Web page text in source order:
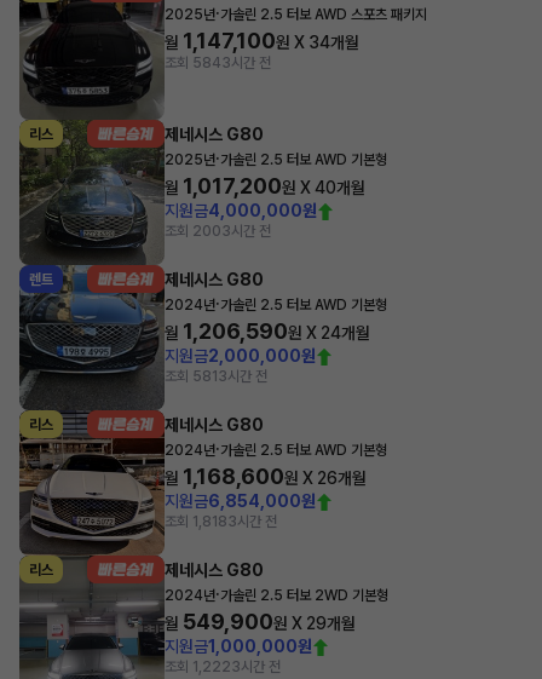
2025년·가솔린 2.5 터보 AWD 스포츠 패키지
월 1,147,100원 X 34개월
조회 5843시간 전
리스 제네시스 G80
2025년·가솔린 2.5 터보 AWD 기본형
월 1,017,200원 X40개월
지원금4,000,000원
조회 2003시간 전
렌트 제네시스 G80
2024년·가솔린 2.5 터보 AWD 기본형
월 1,206,590원 X 24개월
지원금2,000,000원
조회 581 3시간 전
리스 제네시스 G80
2024년·가솔린 2.5 터보 AWD 기본형
월 1,168,600원 X 26개월
지원금6,854,000원
조회 1,8183시간 전
리스 제네시스 G80
2024년·가솔린 2.5 터보 2WD 기본형
월 549,900원 X 29개월
지원금1,000,000원
조회 1,2223시간 전